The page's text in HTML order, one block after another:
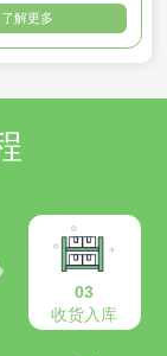
了解更多
03
收货入库